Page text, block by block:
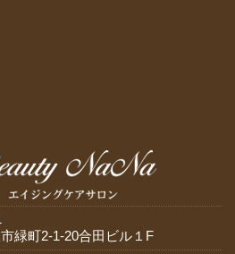
緑町2-1-20合田ビル１F